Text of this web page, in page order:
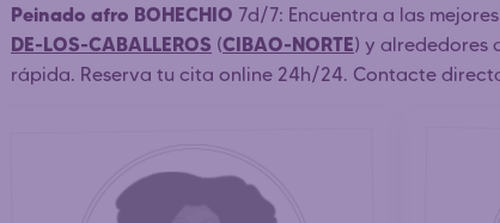
Peinado afro BOHECHIO 7d/7: Encuentra a las
DE-LOS-CABALLEROS (CIBAO-NORTE) y alrededores
rápida. Reserva tu cita online 24h/24. Contacte